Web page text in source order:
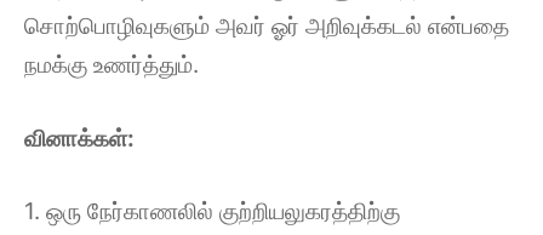
சொற்பொழிவுகளும் அவர் ஓர் அறிவுக்கடல் என்பதை
நமக்கு உணர்த்தும்.
வினாக்கள்:
1. ஒரு நேர்காணலில் குற்றியலுகரத்திற்கு